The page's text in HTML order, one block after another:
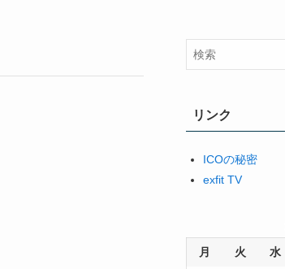
リンク
ICOの秘密
exfit TV
月 火 水